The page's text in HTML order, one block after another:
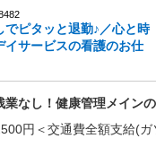
塩尻市
詳細
尻市⇒サポート係の看護助
でピタッと退勤♪／心と時
イサービスの看護のお仕
業なし！健康管理メイン
円＜交通費全額支給(